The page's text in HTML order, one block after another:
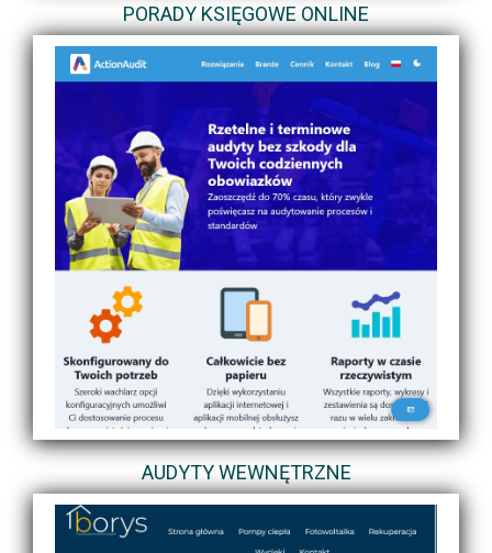
PORADY KSIĘGOWE ONLINE
AUDYTY WEWNĘTRZNE